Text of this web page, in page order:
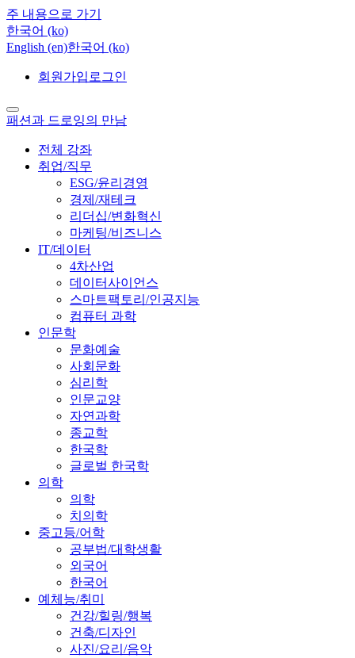
주 내용으로 가기
한국어 ‎(ko)‎
English ‎(en)‎한국어 ‎(ko)‎
회원가입 로그인
패션과 드로잉의 만남
전체 강좌
취업/직무
ESG/윤리경영
경제/재테크
리더십/변화혁신
마케팅/비즈니스
IT/데이터
4차산업
데이터사이언스
스마트팩토리/인공지능
컴퓨터 과학
인문학
문화예술
사회문화
심리학
인문교양
자연과학
종교학
한국학
글로벌 한국학
의학
의학
치의학
중고등/어학
공부법/대학생활
외국어
한국어
예체능/취미
건강/힐링/행복
건축/디자인
사진/요리/음악